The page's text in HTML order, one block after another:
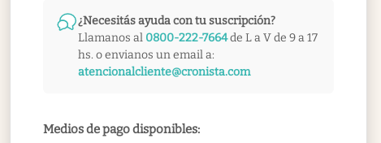
¿Necesitás ayuda con tu suscripción?
Llamanos al 0800-222-7664de L a V de 9 a 17
hs. o envianos un email a:
atencionalcliente@cronista.com
Medios de pago disponibles: